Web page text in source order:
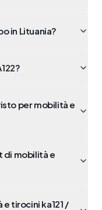
in Lituania?
per mobilità e
di mobilità e
tirocini ka121 /